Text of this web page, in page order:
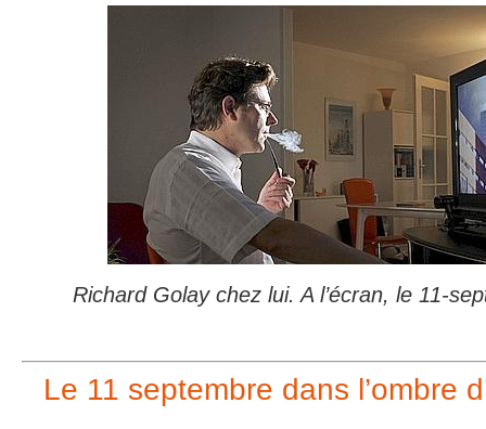
Richard Golay chez lui. A l’écran, le 11-
Le 11 septembre dans l’ombre